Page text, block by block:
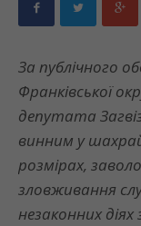
За публічного
Франківської
депутата
винним у
розмірах,
зловживання
незаконних